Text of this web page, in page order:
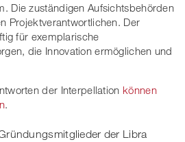
Die zuständigen Aufsichtsbehörden
Projektverantwortlichen. Der
für exemplarische
die Innovation ermöglichen und
der Interpellation können
.
der Libra